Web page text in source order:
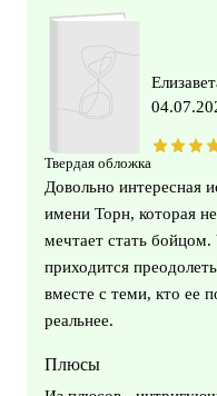
Твердая обложка
Довольно интересная
имени Торн, которая
мечтает стать
приходится
вместе с теми, кто ее
реальнее.
Плюсы